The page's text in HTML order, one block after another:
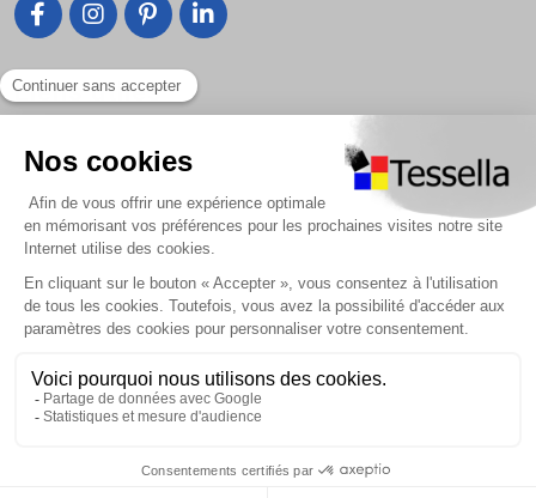
Liens utiles
Nous contacter
À propos
Paiement sécurisé
Livraison | Retour client
Nos tutos
Connexion / Inscription
2018 - 2026 © Tessella, Tous droits réservés